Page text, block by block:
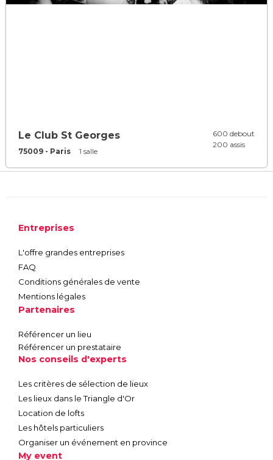
Le Club St Georges
75009 - Paris 1 salle
600 debout
200 assis
Entreprises
L'offre grandes entreprises
FAQ
Conditions générales de vente
Mentions légales
Partenaires
Référencer un lieu
Référencer un prestataire
Nos conseils d'experts
Les critères de sélection de lieux
Les lieux dans le Triangle d'Or
Location de lofts
Les hôtels particuliers
Organiser un événement en province
My event